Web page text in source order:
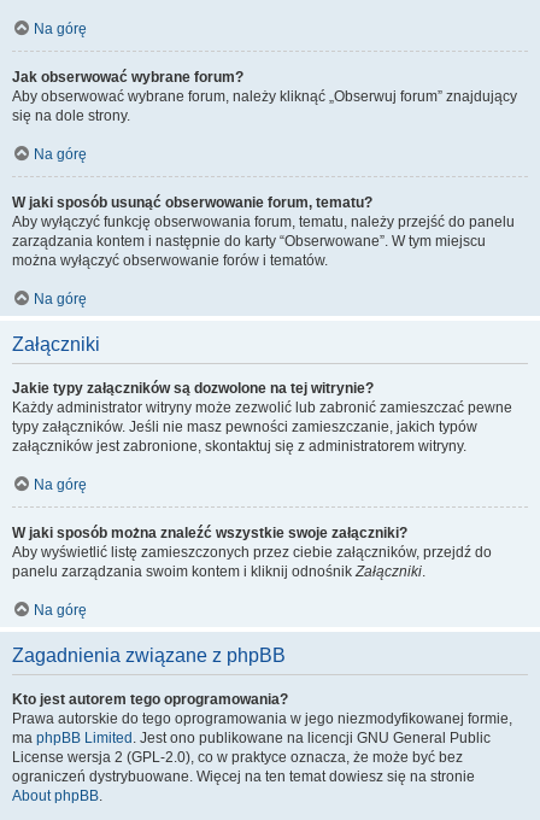
Na górę
Jak obserwować wybrane forum?
Aby obserwować wybrane forum, należy kliknąć „Obserwuj forum” znajdujący
się na dole strony.
Na górę
W jaki sposób usunąć obserwowanie forum, tematu?
Aby wyłączyć funkcję obserwowania forum, tematu, należy przejść do panelu
zarządzania kontem i następnie do karty “Obserwowane”. W tym miejscu
można wyłączyć obserwowanie forów i tematów.
Na górę
Załączniki
Jakie typy załączników są dozwolone na tej witrynie?
Każdy administrator witryny może zezwolić lub zabronić zamieszczać pewne
typy załączników. Jeśli nie masz pewności zamieszczanie, jakich typów
załączników jest zabronione, skontaktuj się z administratorem witryny.
Na górę
W jaki sposób można znaleźć wszystkie swoje załączniki?
Aby wyświetlić listę zamieszczonych przez ciebie załączników, przejdź do
panelu zarządzania swoim kontem i kliknij odnośnikZałączniki.
Na górę
Zagadnienia związane z phpBB
Kto jest autorem tego oprogramowania?
Prawa autorskie do tego oprogramowania w jego niezmodyfikowanej formie,
ma phpBB Limited . Jest ono publikowane na licencji GNU General Public
License wersja 2 (GPL-2.0), co w praktyce oznacza, że może być bez
ograniczeń dystrybuowane. Więcej na ten temat dowiesz się na stronie
About phpBB.